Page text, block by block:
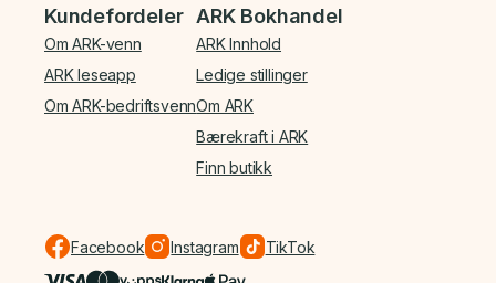
Kundefordeler
Om ARK-venn
ARK leseapp
Om ARK-bedriftsvenn
ARK Bokhandel
ARK Innhold
Ledige stillinger
Om ARK
Bærekraft i ARK
Finn butikk
Facebook Instagram TikTok